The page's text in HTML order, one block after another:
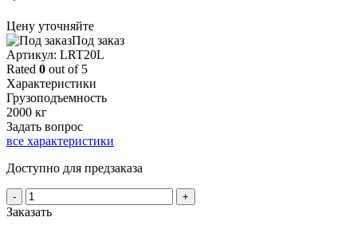
Цену уточняйте
Под заказ
Aртикул: LRT20L
Rated 0 out of 5
Характеристики
Грузоподъемность
2000 кг
Задать вопрос
все характеристики
Доступно для предзаказа
-
Количество
товара
+
Заказать